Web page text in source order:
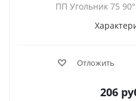
ПП Угольник 75
Отложить
206